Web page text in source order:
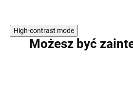
High-contrast mode
Możesz być